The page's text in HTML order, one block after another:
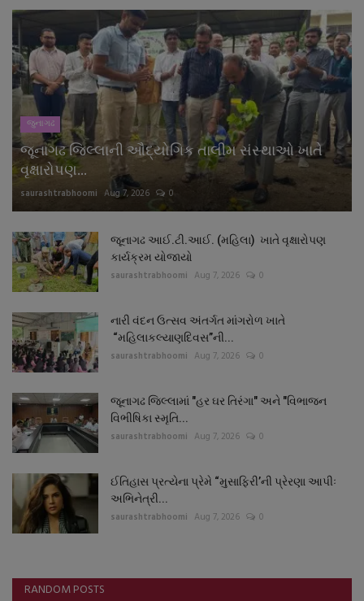
જુનાગઢ
જૂનાગઢ જિલ્લાની ઔદ્યોગિક તાલીમ સંસ્થાઓ ખાતે
વૃક્ષારોપણ...
saurashtrabhoomi Aug 7, 2026 0
જૂનાગઢ આઈ.ટી.આઈ. (મહિલા) ખાતે વૃક્ષારોપણ
કાર્યક્રમ યોજાયો
saurashtrabhoomi Aug 7, 2026 0
નારી વંદન ઉત્સવ અંતર્ગત માંગરોળ ખાતે
“મહિલાકલ્યાણદિવસ”ની...
saurashtrabhoomi Aug 7, 2026 0
જૂનાગઢ જિલ્લામાં "હર ઘર તિરંગા" અને "વિભાજન
વિભીષિકા સ્મૃતિ...
saurashtrabhoomi Aug 7, 2026 0
ઈતિહાસ પ્રત્યેના પ્રેમે “મુસાફિરી’ની પ્રેરણા આપીઃ
અભિનેત્રી...
saurashtrabhoomi Aug 7, 2026 0
RANDOM POSTS